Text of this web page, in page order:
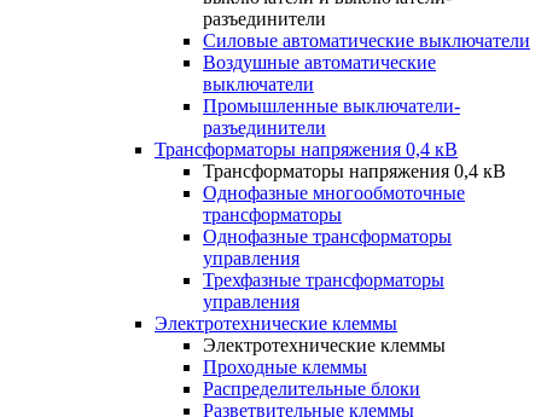
разъединители
Силовые автоматические выключатели
Воздушные автоматические
выключатели
Промышленные выключатели-
разъединители
Трансформаторы напряжения 0,4 кВ
Трансформаторы напряжения 0,4 кВ
Однофазные многообмоточные
трансформаторы
Однофазные трансформаторы
управления
Трехфазные трансформаторы
управления
Электротехнические клеммы
Электротехнические клеммы
Проходные клеммы
Распределительные блоки
Разветвительные клеммы